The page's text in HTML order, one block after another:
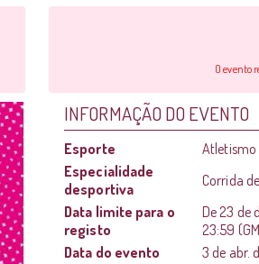
O evento
INFORMAÇÃO DO EVENTO
Esporte
Atletismo
Especialidade
desportiva
Corrida
Data limite para o
registo
De23 de
23:59
Data do evento
3 de abr.